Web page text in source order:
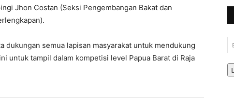
Jhon Costan (Seksi Pengembangan Bakat dan
dukungan semua lapisan masyarakat untuk mendukung
untuk tampil dalam kompetisi level Papua Barat di Raja